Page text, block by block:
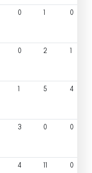
0 1 0
0 2 1
1 5 4
3 0 0
4 11 0